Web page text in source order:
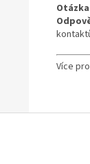
Více